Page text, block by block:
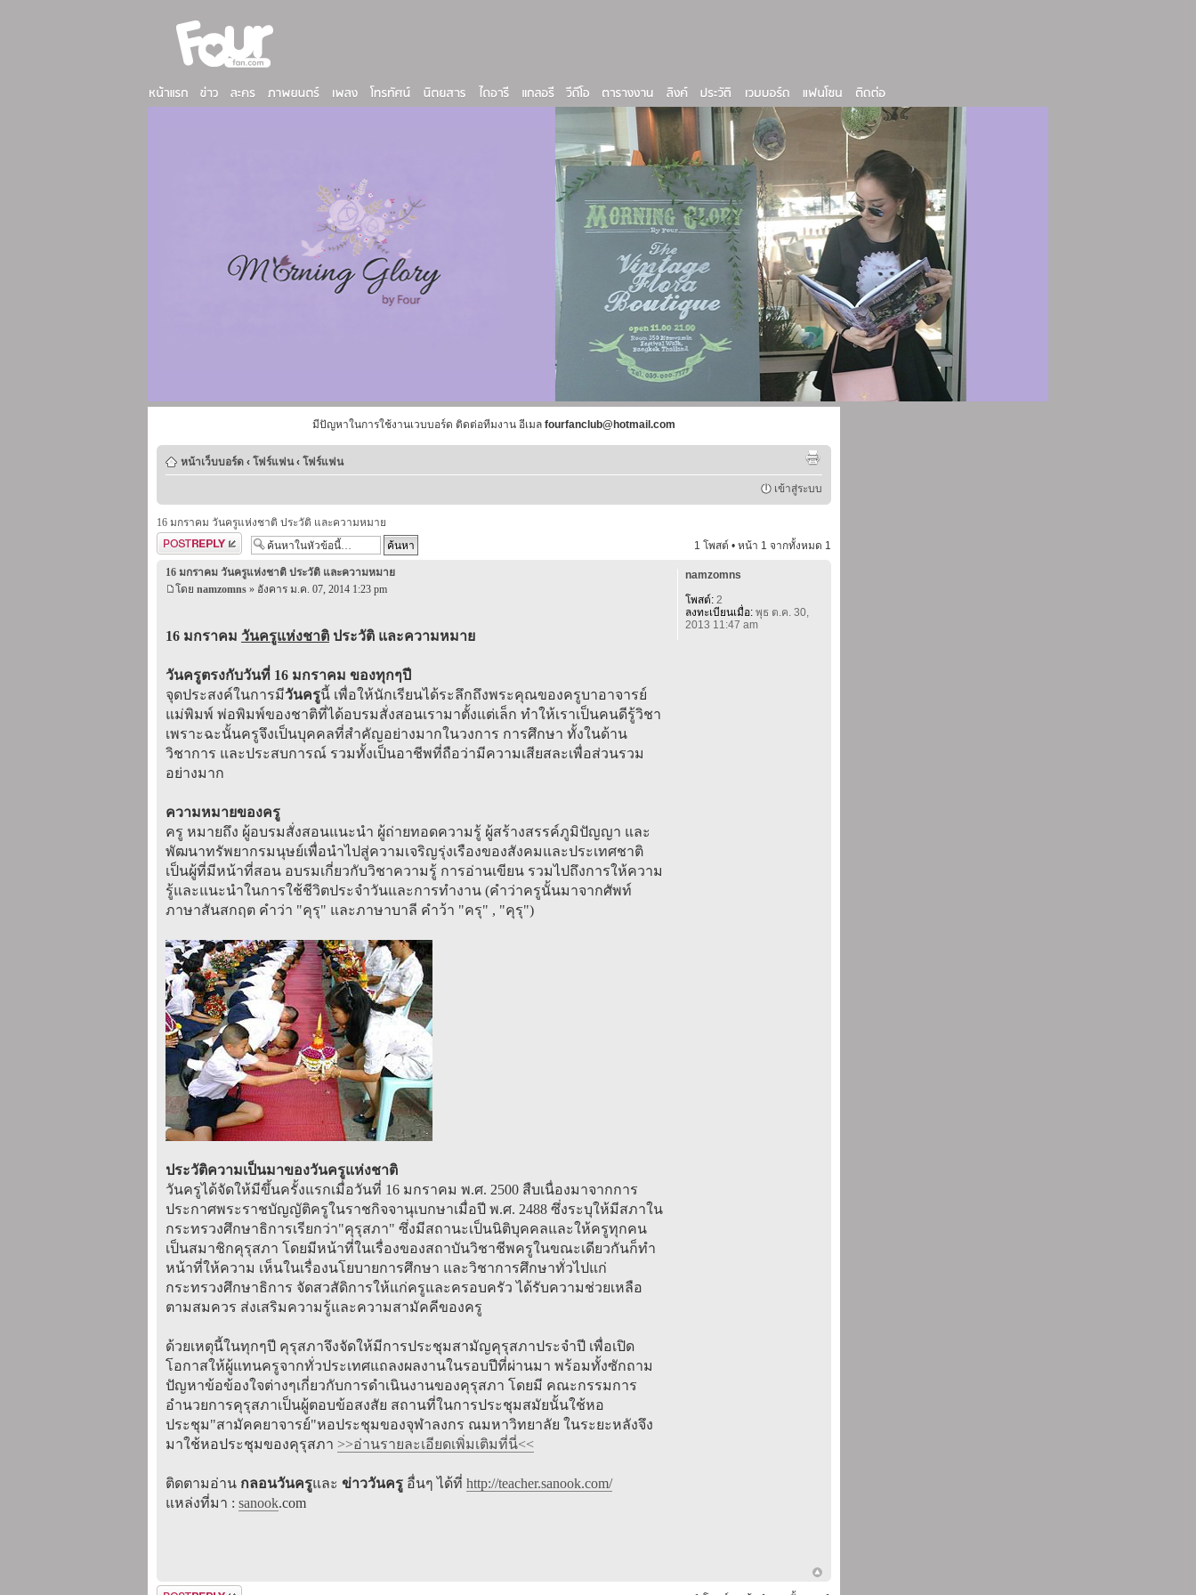
มีปัญหาในการใช้งานเวบบอร์ด ติดต่อทีมงาน อีเมล fourfanclub@hotmail.com
หน้าเว็บบอร์ด ‹ โฟร์แฟน ‹ โฟร์แฟน
เข้าสู่ระบบ
16 มกราคม วันครูแห่งชาติ ประวัติ และความหมาย
ตอบกระทู้
1 โพสต์ • หน้า 1 จากทั้งหมด 1
16 มกราคม วันครูแห่งชาติ ประวัติ และความหมาย
โดย namzomns » อังคาร ม.ค. 07, 2014 1:23 pm
16 มกราคม วันครูแห่งชาติ ประวัติ และความหมาย
วันครูตรงกับวันที่ 16 มกราคม ของทุกๆปี
จุดประสงค์ในการมีวันครูนี้ เพื่อให้นักเรียนได้ระลึกถึงพระคุณของครูบาอาจารย์
แม่พิมพ์ พ่อพิมพ์ของชาติที่ได้อบรมสั่งสอนเรามาตั้งแต่เล็ก ทำให้เราเป็นคนดีรู้วิชา
เพราะฉะนั้นครูจึงเป็นบุคคลที่สำคัญอย่างมากในวงการ การศึกษา ทั้งในด้าน
วิชาการ และประสบการณ์ รวมทั้งเป็นอาชีพที่ถือว่ามีความเสียสละเพื่อส่วนรวม
อย่างมาก
ความหมายของครู
ครู หมายถึง ผู้อบรมสั่งสอนแนะนำ ผู้ถ่ายทอดความรู้ ผู้สร้างสรรค์ภูมิปัญญา และ
พัฒนาทรัพยากรมนุษย์เพื่อนำไปสู่ความเจริญรุ่งเรืองของสังคมและประเทศชาติ
เป็นผู้ที่มีหน้าที่สอน อบรมเกี่ยวกับวิชาความรู้ การอ่านเขียน รวมไปถึงการให้ความ
รู้และแนะนำในการใช้ชีวิตประจำวันและการทำงาน (คำว่าครูนั้นมาจากศัพท์
ภาษาสันสกฤต คำว่า "คุรุ" และภาษาบาลี คำว้า "ครุ" , "คุรุ")
ประวัติความเป็นมาของวันครูแห่งชาติ
วันครูได้จัดให้มีขึ้นครั้งแรกเมื่อวันที่ 16 มกราคม พ.ศ. 2500 สืบเนื่องมาจากการ
ประกาศพระราชบัญญัติครูในราชกิจจานุเบกษาเมื่อปี พ.ศ. 2488 ซึ่งระบุให้มีสภาใน
กระทรวงศึกษาธิการเรียกว่า"คุรุสภา" ซึ่งมีสถานะเป็นนิติบุคคลและให้ครูทุกคน
เป็นสมาชิกคุรุสภา โดยมีหน้าที่ในเรื่องของสถาบันวิชาชีพครูในขณะเดียวกันก็ทำ
หน้าที่ให้ความ เห็นในเรื่องนโยบายการศึกษา และวิชาการศึกษาทั่วไปแก่
กระทรวงศึกษาธิการ จัดสวสัดิการให้แก่ครูและครอบครัว ได้รับความช่วยเหลือ
ตามสมควร ส่งเสริมความรู้และความสามัคคีของครู
ด้วยเหตุนี้ในทุกๆปี คุรุสภาจึงจัดให้มีการประชุมสามัญคุรุสภาประจำปี เพื่อเปิด
โอกาสให้ผู้แทนครูจากทั่วประเทศแถลงผลงานในรอบปีที่ผ่านมา พร้อมทั้งซักถาม
ปัญหาข้อข้องใจต่างๆเกี่ยวกับการดำเนินงานของคุรุสภา โดยมี คณะกรรมการ
อำนวยการคุรุสภาเป็นผู้ตอบข้อสงสัย สถานที่ในการประชุมสมัยนั้นใช้หอ
ประชุม"สามัคคยาจารย์"หอประชุมของจุฬาลงกร ณมหาวิทยาลัย ในระยะหลังจึง
มาใช้หอประชุมของคุรุสภา >>อ่านรายละเอียดเพิ่มเติมที่นี่<<
ติดตามอ่าน กลอนวันครูและ ข่าววันครู อื่นๆ ได้ที่ http://teacher.sanook.com/
แหล่งที่มา : sanook.com
namzomns
โพสต์:2
ลงทะเบียนเมื่อ:พุธ ต.ค. 30,
2013 11:47 am